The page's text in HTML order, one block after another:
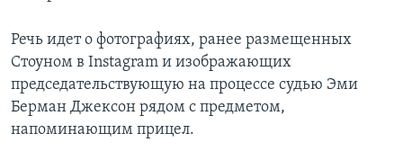
Речь идет о фотографиях, ранее размещенных
Стоуном в Instagram и изображающих
председательствующую на процессе судью Эми
Берман Джексон рядом с предметом,
напоминающим прицел.